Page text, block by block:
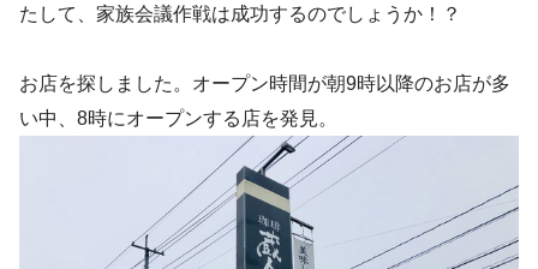
たして、家族会議作戦は成功するのでしょうか！？
お店を探しました。オープン時間が朝9時以降のお店が多
い中、8時にオープンする店を発見。